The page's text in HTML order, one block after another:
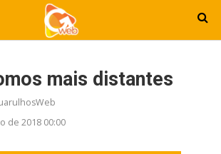
mais distantes
de 2018 00:00